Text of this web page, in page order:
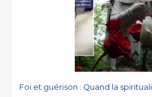
Foi et guérison : Quand la